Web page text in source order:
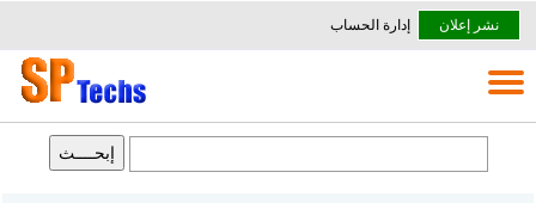
نشر إعلان إدارة الحساب